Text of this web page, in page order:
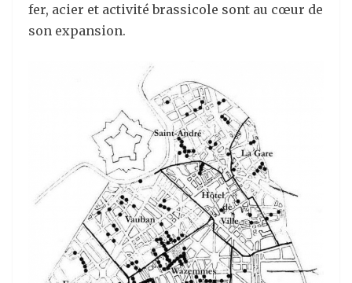
fer, acier et activité brassicole sont au cœur de
son expansion.